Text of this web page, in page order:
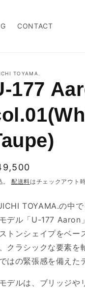
CONTACT
TOYAMA.
177
。 配送料はチェックアウト
TOYAMA.の中
デル「U-177 Aaron
トンシェイプをベー
クラシックな要素を
はの緊張感を備えた
デルは、ブリッジや